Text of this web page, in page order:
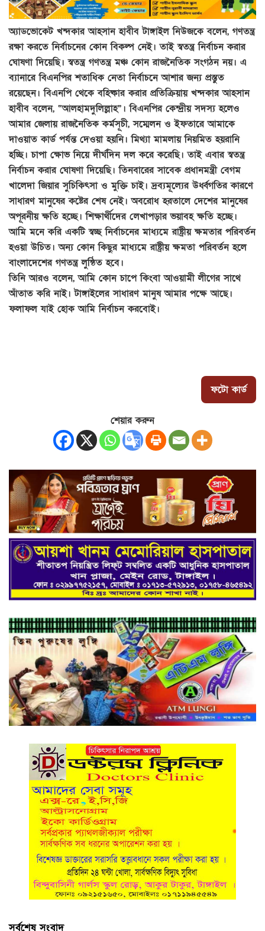
অ্যাডভোকেট খন্দকার আহসান হাবীব টাঙ্গাইল নিউজকে বলেন, গণতন্ত্র
রক্ষা করতে নির্বাচনের কোন বিকল্প নেই। তাই স্বতন্ত্র নির্বাচন করার
ঘোষণা দিয়েছি। স্বতন্ত্র গণতন্ত্র মঞ্চ কোন রাজনৈতিক সংগঠন নয়। এ
ব্যানারে বিএনপির শতাধিক নেতা নির্বাচনে আশার জন্য প্রস্তুত
রয়েছেন। বিএনপি থেকে বহিষ্কার করার প্রতিক্রিয়ায় খন্দকার আহসান
হাবীব বলেন, “আলহামদুলিল্লাহ”। বিএনপির কেন্দ্রীয় সদস্য হলেও
আমার জেলায় রাজনৈতিক কর্মসূচী, সম্মেলন ও ইফতারে আমাকে
দাওয়াত কার্ড পর্যন্ত দেওয়া হয়নি। মিথ্যা মামলায় নিয়মিত হয়রানি
হচ্ছি। চাপা ক্ষোভ নিয়ে দীর্ঘদিন দল করে করেছি। তাই এবার স্বতন্ত্র
নির্বাচন করার ঘোষণা দিয়েছি। তিনবারের সাবেক প্রধানমন্ত্রী বেগম
খালেদা জিয়ার সুচিকিৎসা ও মুক্তি চাই। দ্রব্যমূল্যের উর্ধ্বগতির কারণে
সাধারণ মানুষের কষ্টের শেষ নেই। অবরোধ হরতালে দেশের মানুষের
অপূরনীয় ক্ষতি হচ্ছে। শিক্ষার্থীদের লেখাপড়ার ভয়াবহ ক্ষতি হচ্ছে।
আমি মনে করি একটি স্বচ্ছ নির্বাচনের মাধ্যমে রাষ্ট্রীয় ক্ষমতার পরিবর্তন
হওয়া উচিত। অন্য কোন কিছুর মাধ্যমে রাষ্ট্রীয় ক্ষমতা পরিবর্তন হলে
বাংলাদেশের গণতন্ত্র লুন্ঠিত হবে।
তিনি আরও বলেন, আমি কোন চাপে কিংবা আওয়ামী লীগের সাথে
আঁতাত করি নাই। টাঙ্গাইলের সাধারণ মানুষ আমার পক্ষে আছে।
ফলাফল যাই হোক আমি নির্বাচন করবোই।
ফটো কার্ড
শেয়ার করুন
সর্বশেষ সংবাদ